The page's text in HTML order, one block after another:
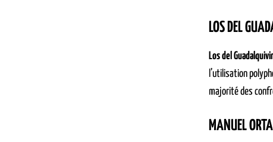
LOS DEL
Los del Guadalquivir
l’utilisation
majorité des
MANUEL ORTA